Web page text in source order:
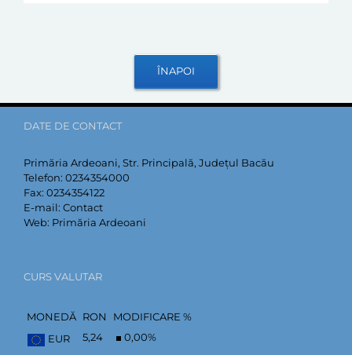
DATE DE CONTACT
Primăria Ardeoani, Str. Principală, Județul Bacău
Telefon: 0234354000
Fax: 0234354122
E-mail: Contact
Web: Primăria Ardeoani
CURS VALUTAR
MONEDĂ RON
MODIFICARE %
EUR
5,24 0,00%